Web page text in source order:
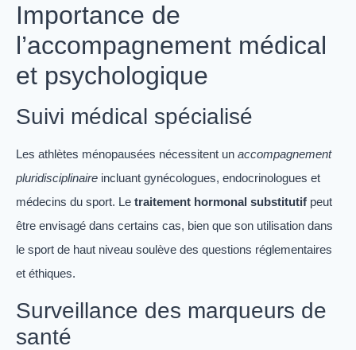
Importance de
l’accompagnement médical
et psychologique
Suivi médical spécialisé
Les athlètes ménopausées nécessitent un accompagnement
pluridisciplinaire incluant gynécologues, endocrinologues et
médecins du sport. Le traitement hormonal substitutif peut
être envisagé dans certains cas, bien que son utilisation dans
le sport de haut niveau soulève des questions réglementaires
et éthiques.
Surveillance des marqueurs de
santé